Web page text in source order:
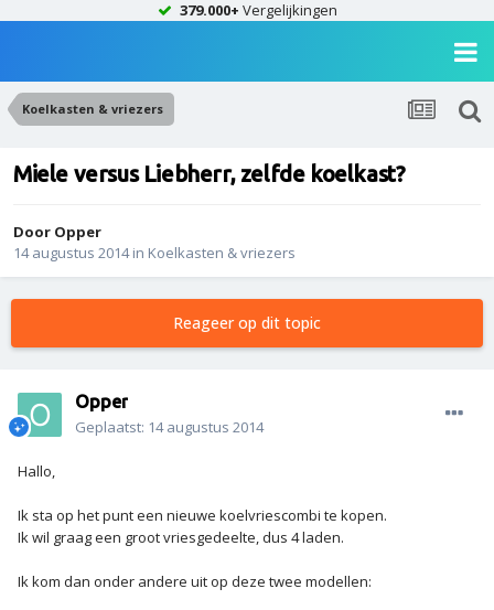
379.000+ Vergelijkingen
Koelkasten & vriezers
Miele versus Liebherr, zelfde koelkast?
Door Opper
14 augustus 2014in Koelkasten & vriezers
Reageer op dit topic
Opper
Geplaatst: 14 augustus 2014
Hallo,
Ik sta op het punt een nieuwe koelvriescombi te kopen.
Ik wil graag een groot vriesgedeelte, dus 4 laden.
Ik kom dan onder andere uit op deze twee modellen: